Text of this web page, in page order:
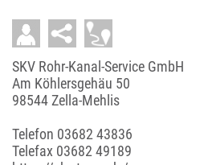
SKV Rohr-Kanal-Service GmbH
Am Köhlersgehäu 50
98544 Zella-Mehlis
Telefon 03682 43836
Telefax 03682 49189